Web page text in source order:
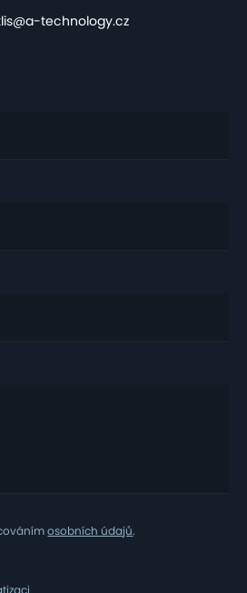
technology.cz
osobních údajů.